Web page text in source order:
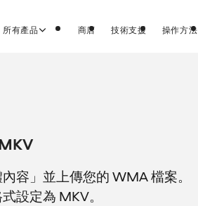
所有產品 商店 技術支援 操作方法
容」並上傳您的 WMA 檔案。
設定為 MKV。